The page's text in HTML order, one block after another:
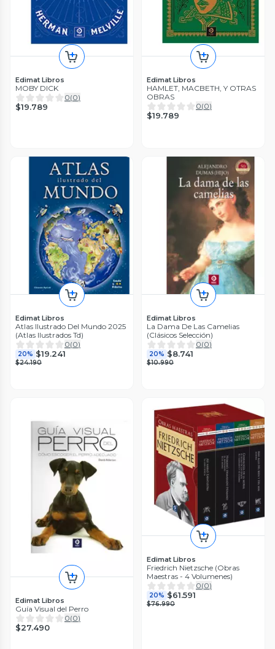
Edimat Libros
MOBY DICK
0(0)
$19.789
Edimat Libros
HAMLET, MACBETH, Y OTRAS
OBRAS
0(0)
$19.789
Edimat Libros
Atlas Ilustrado Del Mundo 2025
(Atlas Ilustrados Td)
0(0)
20% $19.241
$24.190
Edimat Libros
La Dama De Las Camelias
(Clásicos Selección)
0(0)
20% $8.741
$10.990
Edimat Libros
Guía Visual del Perro
0(0)
$27.490
Edimat Libros
Friedrich Nietzsche (Obras
Maestras - 4 Volumenes)
0(0)
20% $61.591
$76.990